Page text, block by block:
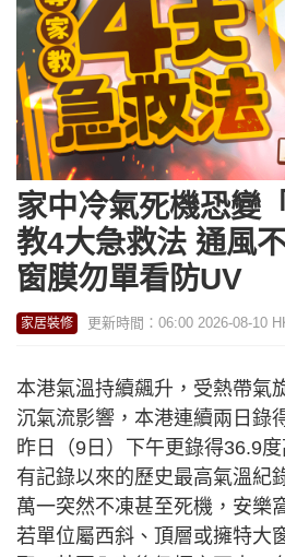
家中冷氣死機恐變
教4大急救法 通風
窗膜勿單看防UV
家居裝修 更新時間：06:00 2026-08-10
本港氣溫持續飆升，受熱帶氣
沉氣流影響，本港連續兩日錄
昨日（9日）下午更錄得36.9
有記錄以來的歷史最高氣溫紀
萬一突然不凍甚至死機，安樂
若單位屬西斜、頂層或擁特大